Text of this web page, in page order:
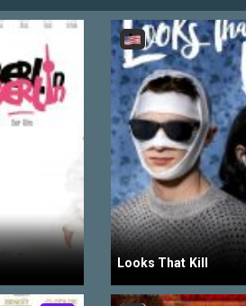
Looks That Kill